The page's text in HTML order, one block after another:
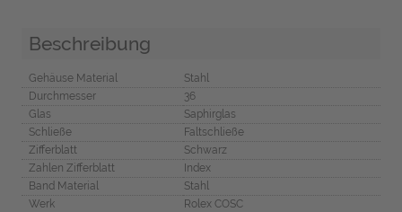
Beschreibung
Gehäuse Material
Stahl
Durchmesser
36
Glas
Saphirglas
Schließe
Faltschließe
Zifferblatt
Schwarz
Zahlen Zifferblatt
Index
Band Material
Stahl
Werk
Rolex COSC